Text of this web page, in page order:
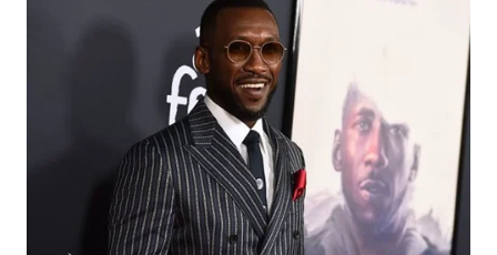
FORWAMKI
ALPERKLINAS